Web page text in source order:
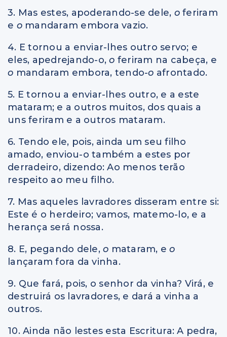
3. Mas estes, apoderando-se dele, o feriram
e o mandaram embora vazio.
4. E tornou a enviar-lhes outro servo; e
eles, apedrejando-o,o feriram na cabeça, e
o mandaram embora, tendo-o afrontado.
5. E tornou a enviar-lhes outro, e a este
mataram; e a outros muitos, dos quais a
uns feriram e a outros mataram.
6. Tendo ele, pois, ainda um seu filho
amado, enviou-o também a estes por
derradeiro, dizendo: Ao menos terão
respeito ao meu filho.
7. Mas aqueles lavradores disseram entre si:
Este é o herdeiro; vamos, matemo-lo, e a
herança será nossa.
8. E, pegando dele, o mataram, eo
lançaram fora da vinha.
9. Que fará, pois, o senhor da vinha? Virá, e
destruirá os lavradores, e dará a vinha a
outros.
10. Ainda não lestes esta Escritura: A pedra,